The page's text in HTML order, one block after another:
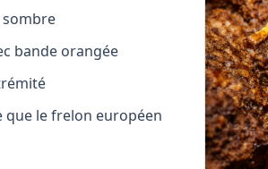
bande orangée
que le frelon européen